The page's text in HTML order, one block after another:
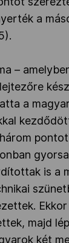
a
–
a
is a
majd
két